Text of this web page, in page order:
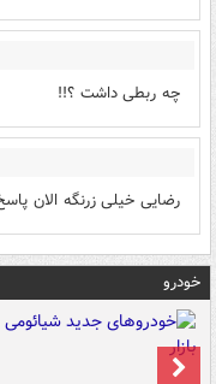
چه ربطی داشت ؟!!
رضایی خیلی زرنگه الان
خودرو